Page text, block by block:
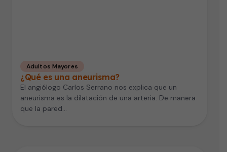
Adultos Mayores
¿Qué es una aneurisma?
El angiólogo Carlos Serrano nos explica que un
aneurisma es la dilatación de una arteria. De manera
que la pared…